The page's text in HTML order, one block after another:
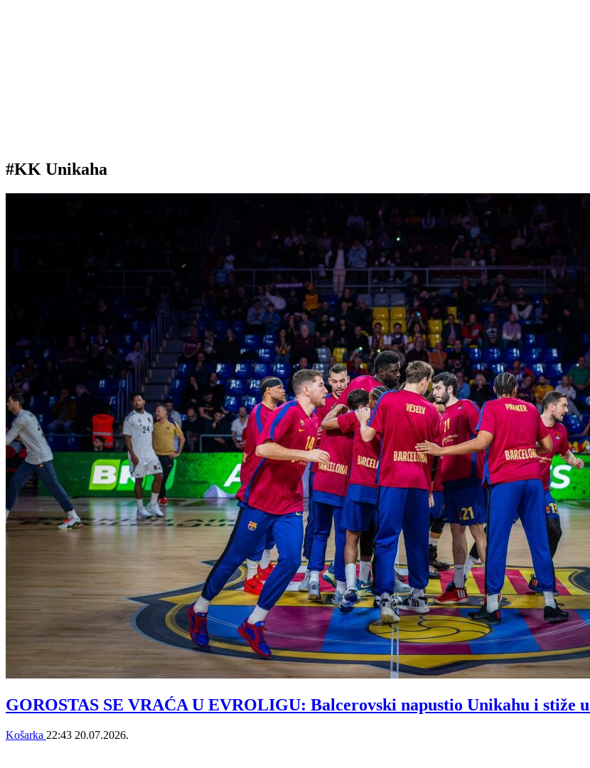
#KK Unikaha
GOROSTAS SE VRAĆA U EVROLIGU: Balcerovski napustio Unikahu i stiže
Košarka 22:43 20.07.2026.